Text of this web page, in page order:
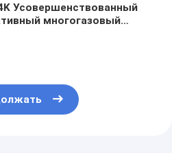
Усовершенствованный
многогазовый